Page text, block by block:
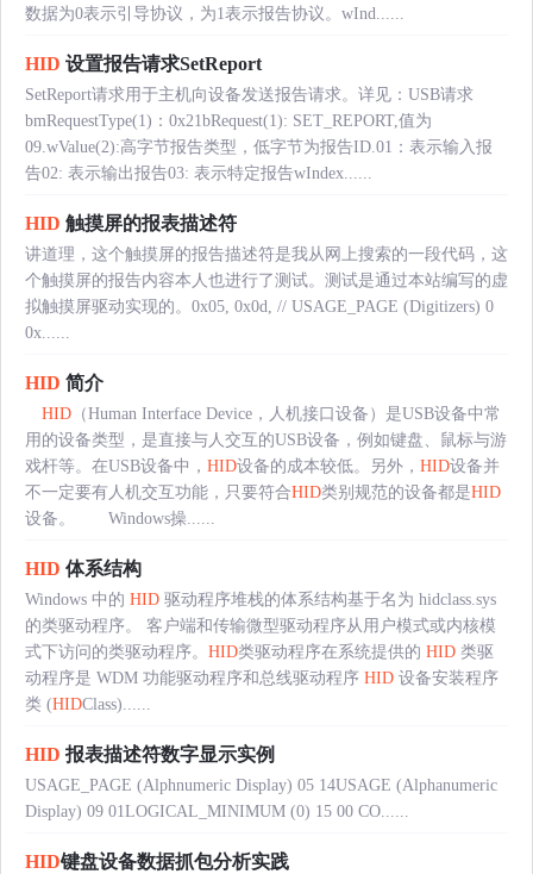
数据为0表示引导协议，为1表示报告协议。wInd......
HID 设置报告请求SetReport
SetReport请求用于主机向设备发送报告请求。详见：USB请求
bmRequestType(1)：0x21bRequest(1): SET_REPORT,值为
09.wValue(2):高字节报告类型，低字节为报告ID.01：表示输入报
告02: 表示输出报告03: 表示特定报告wIndex......
HID 触摸屏的报表描述符
讲道理，这个触摸屏的报告描述符是我从网上搜索的一段代码，这
个触摸屏的报告内容本人也进行了测试。测试是通过本站编写的虚
拟触摸屏驱动实现的。0x05, 0x0d, // USAGE_PAGE (Digitizers) 0
0x......
HID 简介
HID （Human Interface Device，人机接口设备）是USB设备中常
用的设备类型，是直接与人交互的USB设备，例如键盘、鼠标与游
戏杆等。在USB设备中， HID设备的成本较低。另外， HID设备并
不一定要有人机交互功能，只要符合HID类别规范的设备都是HID
设备。 Windows操......
HID 体系结构
Windows 中的 HID 驱动程序堆栈的体系结构基于名为 hidclass.sys
的类驱动程序。 客户端和传输微型驱动程序从用户模式或内核模
式下访问的类驱动程序。 HID类驱动程序在系统提供的 HID 类驱
动程序是 WDM 功能驱动程序和总线驱动程序 HID 设备安装程序
类 (HIDClass)......
HID 报表描述符数字显示实例
USAGE_PAGE (Alphnumeric Display) 05 14USAGE (Alphanumeric
Display) 09 01LOGICAL_MINIMUM (0) 15 00 CO......
HID键盘设备数据抓包分析实践